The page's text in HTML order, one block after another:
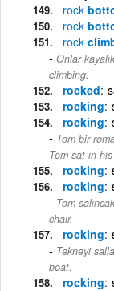
rock
rock
rock
Onlar
climbing.
rocked
rocking
rocking
Tom bir
Tom sat in
rocking
rocking
Tom
chair.
rocking
Tekneyi
boat.
rocking